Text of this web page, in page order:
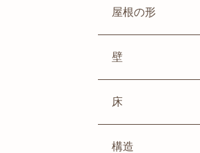
屋根の形
壁
床
構造